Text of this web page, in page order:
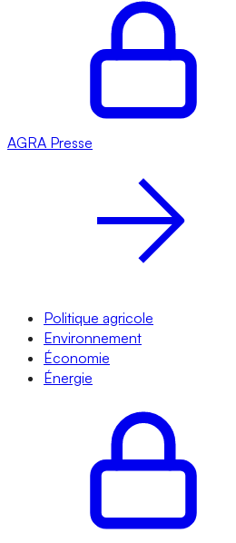
AGRA Presse
Politique agricole
Environnement
Économie
Énergie